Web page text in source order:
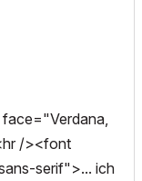
/><font
serif">... ich